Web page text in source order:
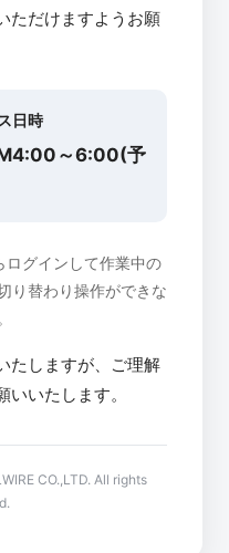
ただけますようお願
日時
～6:00(予
グインして作業中の
り替わり操作ができな
たしますが、ご理解
いたします。
CO.,LTD. All rights